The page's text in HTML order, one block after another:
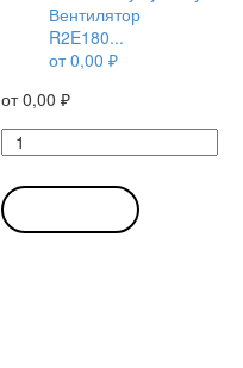
Вентилятор
R2E180...
от0,00 ₽
от0,00 ₽
Количество
товара
Вентилятор
R2E180-
CF91-